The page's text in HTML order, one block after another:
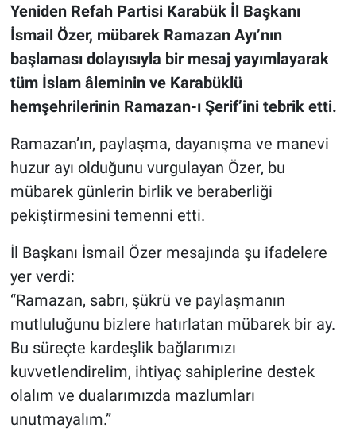
Yeniden Refah Partisi Karabük İl Başkanı
İsmail Özer, mübarek Ramazan Ayı’nın
başlaması dolayısıyla bir mesaj yayımlayarak
tüm İslam âleminin ve Karabüklü
hemşehrilerinin Ramazan-ı Şerif’ini tebrik etti.
Ramazan’ın, paylaşma, dayanışma ve manevi
huzur ayı olduğunu vurgulayan Özer, bu
mübarek günlerin birlik ve beraberliği
pekiştirmesini temenni etti.
İl Başkanı İsmail Özer mesajında şu ifadelere
yer verdi:
“Ramazan, sabrı, şükrü ve paylaşmanın
mutluluğunu bizlere hatırlatan mübarek bir ay.
Bu süreçte kardeşlik bağlarımızı
kuvvetlendirelim, ihtiyaç sahiplerine destek
olalım ve dualarımızda mazlumları
unutmayalım.”